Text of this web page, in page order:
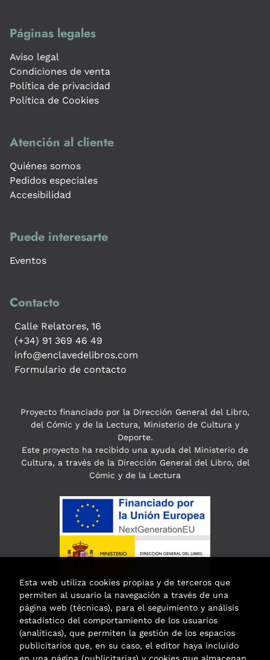
Páginas legales
Aviso legal
Condiciones de venta
Política de privacidad
Política de Cookies
Atención al cliente
Quiénes somos
Pedidos especiales
Accesibilidad
Puede interesarte
Eventos
Contacto
Calle Relatores, 16
(+34) 91 369 46 49
info@enclavedelibros.com
Formulario de contacto
Proyecto financiado por la Dirección General del Libro,
del Cómic y de la Lectura, Ministerio de Cultura y
Deporte.
Este proyecto ha recibido una ayuda del Ministerio de
Cultura, a través de la Dirección General del Libro, del
Cómic y de la Lectura
Esta web utiliza cookies propias y de terceros que
permiten al usuario la navegación a través de una
página web (técnicas), para el seguimiento y análisis
estadístico del comportamiento de los usuarios
(analíticas), que permiten la gestión de los espacios
publicitarios que, en su caso, el editor haya incluido